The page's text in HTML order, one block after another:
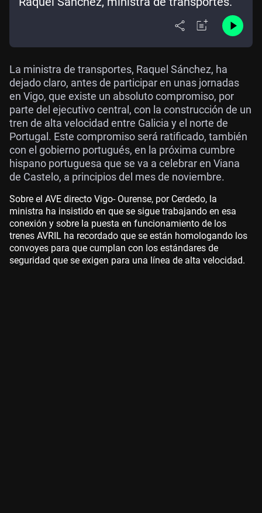
La ministra de transportes, Raquel Sánchez, ha
dejado claro, antes de participar en unas jornadas
en Vigo, que existe un absoluto compromiso, por
parte del ejecutivo central, con la construcción de un
tren de alta velocidad entre Galicia y el norte de
Portugal. Este compromiso será ratificado, también
con el gobierno portugués, en la próxima cumbre
hispano portuguesa que se va a celebrar en Viana
de Castelo, a principios del mes de noviembre.
Sobre el AVE directo Vigo- Ourense, por Cerdedo, la
ministra ha insistido en que se sigue trabajando en esa
conexión y sobre la puesta en funcionamiento de los
trenes AVRIL ha recordado que se están homologando los
convoyes para que cumplan con los estándares de
seguridad que se exigen para una línea de alta velocidad.